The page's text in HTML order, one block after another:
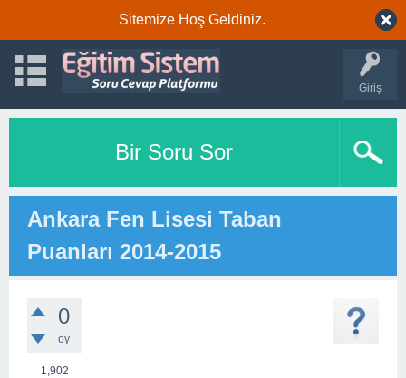
Sitemize Hoş Geldiniz.
Giriş
Bir Soru Sor
Ankara Fen Lisesi Taban
Puanları 2014-2015
0
oy
1,902